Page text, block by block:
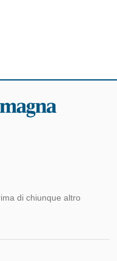
di chiunque altro